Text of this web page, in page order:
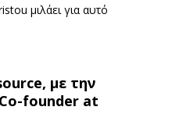
μιλάει για αυτό
με την
founder at